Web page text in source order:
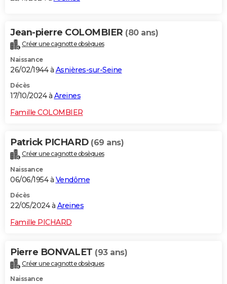
Bricolage
Lifestyle
Culture
Sport
Auto
Television
Voyage
Cinema
Jean-pierre COLOMBIER (80 ans)
Créer une cagnotte obsèques
Naissance
26/02/1944 à Asnières-sur-Seine
Décès
17/10/2024 à Areines
Famille COLOMBIER
Patrick PICHARD (69 ans)
Créer une cagnotte obsèques
Naissance
06/06/1954 à Vendôme
Décès
22/05/2024 à Areines
Famille PICHARD
Pierre BONVALET (93 ans)
Créer une cagnotte obsèques
Naissance